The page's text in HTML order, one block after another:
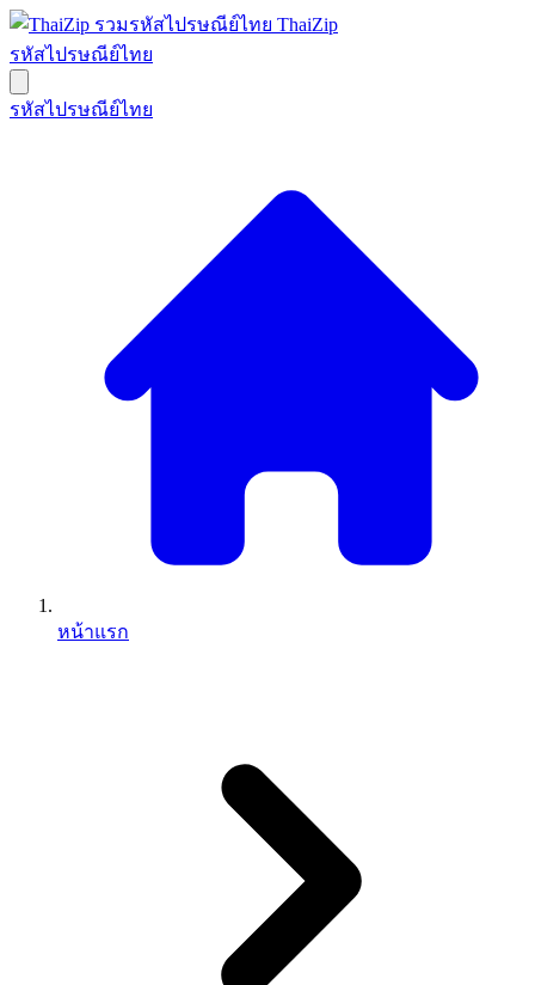
ThaiZip
รหัสไปรษณีย์ไทย
รหัสไปรษณีย์ไทย
หน้าแรก